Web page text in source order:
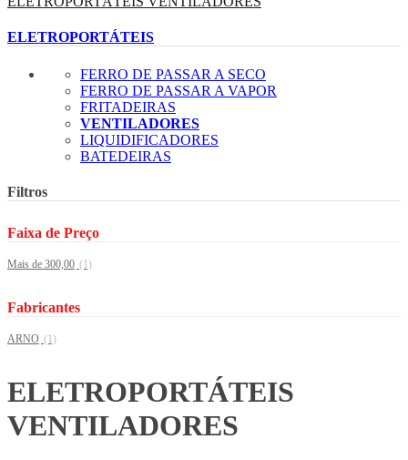
ELETROPORTÁTEIS
FERRO DE PASSAR A SECO
FERRO DE PASSAR A VAPOR
FRITADEIRAS
VENTILADORES
LIQUIDIFICADORES
BATEDEIRAS
Filtros
Faixa de Preço
Mais de 300,00 (1)
Fabricantes
ARNO (1)
ELETROPORTÁTEIS
VENTILADORES